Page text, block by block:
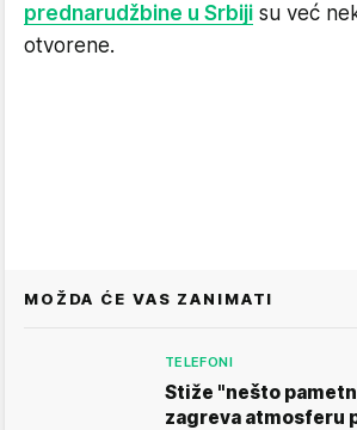
prednarudžbine u Srbiji su već
otvorene.
MOŽDA ĆE VAS ZANIMATI
TELEFONI
Stiže "nešto
zagreva atmosferu